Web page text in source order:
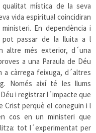
mística de la seva
vida espiritual coincidiran
En dependència i
pot passar de la lluita a l
altre més exterior, d´una
a una Paraula de Déu
a càrrega feixuga, d´altres
Només així té les llums
i registrar l´impacte que
Crist perquè el coneguin i l
cos en un ministeri que
tot l´experimentat per